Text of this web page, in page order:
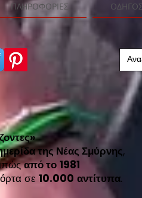
ΠΛΗΡΟΦΟΡΙΕΣ
της Νέας Σμύρνης,
από το 1981
σε 10.000 αντίτυπα.